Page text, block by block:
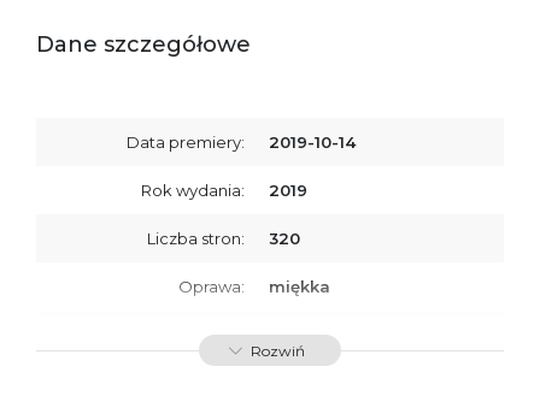
Dane szczegółowe
Data premiery: 2019-10-14
Rok wydania: 2019
Liczba stron: 320
Oprawa: miękka
ISBN 9788366381766
Rozwiń